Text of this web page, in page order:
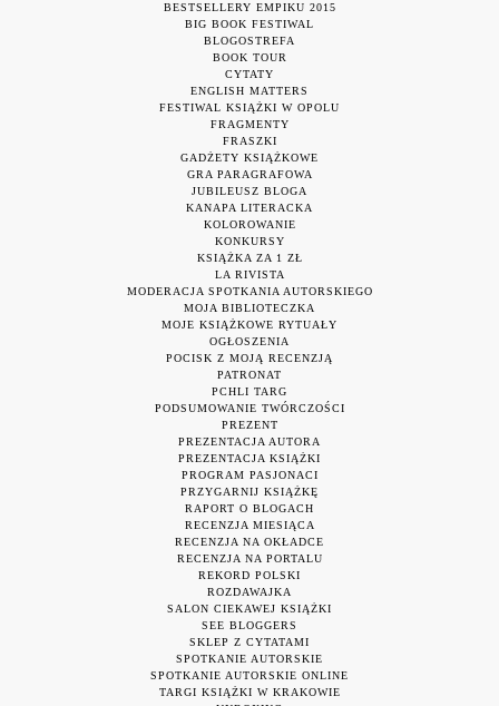
BESTSELLERY EMPIKU 2015
BIG BOOK FESTIWAL
BLOGOSTREFA
BOOK TOUR
CYTATY
ENGLISH MATTERS
FESTIWAL KSIĄŻKI W OPOLU
FRAGMENTY
FRASZKI
GADŻETY KSIĄŻKOWE
GRA PARAGRAFOWA
JUBILEUSZ BLOGA
KANAPA LITERACKA
KOLOROWANIE
KONKURSY
KSIĄŻKA ZA 1 ZŁ
LA RIVISTA
MODERACJA SPOTKANIA AUTORSKIEGO
MOJA BIBLIOTECZKA
MOJE KSIĄŻKOWE RYTUAŁY
OGŁOSZENIA
POCISK Z MOJĄ RECENZJĄ
PATRONAT
PCHLI TARG
PODSUMOWANIE TWÓRCZOŚCI
PREZENT
PREZENTACJA AUTORA
PREZENTACJA KSIĄŻKI
PROGRAM PASJONACI
PRZYGARNIJ KSIĄŻKĘ
RAPORT O BLOGACH
RECENZJA MIESIĄCA
RECENZJA NA OKŁADCE
RECENZJA NA PORTALU
REKORD POLSKI
ROZDAWAJKA
SALON CIEKAWEJ KSIĄŻKI
SEE BLOGGERS
SKLEP Z CYTATAMI
SPOTKANIE AUTORSKIE
SPOTKANIE AUTORSKIE ONLINE
TARGI KSIĄŻKI W KRAKOWIE